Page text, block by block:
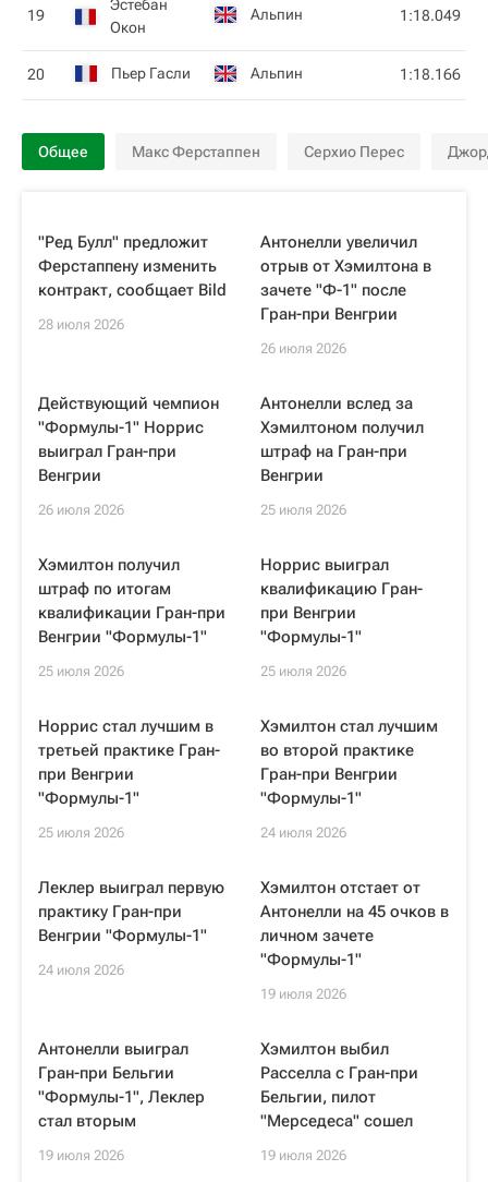
19
Эстебан
Окон
Альпин 1:18.049
20 Пьер Гасли Альпин 1:18.166
Общее Макс Ферстаппен Серхио Перес
"Ред Булл" предложит
Ферстаппену изменить
контракт, сообщает Bild
28 июля 2026
Антонелли увеличил
отрыв от Хэмилтона в
зачете "Ф-1" после
Гран-при Венгрии
26 июля 2026
Действующий чемпион
"Формулы-1" Норрис
выиграл Гран-при
Венгрии
26 июля 2026
Антонелли вслед за
Хэмилтоном получил
штраф на Гран-при
Венгрии
25 июля 2026
Хэмилтон получил
штраф по итогам
квалификации Гран-при
Венгрии "Формулы-1"
25 июля 2026
Норрис выиграл
квалификацию Гран-
при Венгрии
"Формулы-1"
25 июля 2026
Норрис стал лучшим в
третьей практике Гран-
при Венгрии
"Формулы-1"
25 июля 2026
Хэмилтон стал лучшим
во второй практике
Гран-при Венгрии
"Формулы-1"
24 июля 2026
Леклер выиграл первую
практику Гран-при
Венгрии "Формулы-1"
24 июля 2026
Хэмилтон отстает от
Антонелли на 45 очков в
личном зачете
"Формулы-1"
19 июля 2026
Антонелли выиграл
Гран-при Бельгии
"Формулы-1", Леклер
стал вторым
19 июля 2026
Хэмилтон выбил
Расселла с Гран-при
Бельгии, пилот
"Мерседеса" сошел
19 июля 2026